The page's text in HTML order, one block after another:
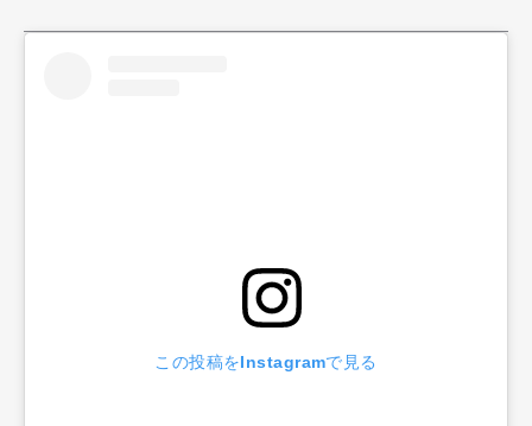
この投稿をInstagramで見る